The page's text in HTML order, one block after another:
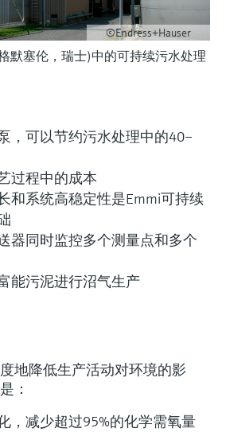
测量仪表
量设备、软件或
算软件
配置产品
码或序列号，轻
with pressure
送器
器
蒸汽
点
展解决方案
转型升级
赋能卓越运营
©Endress+Hauser
默塞伦，瑞士)中的可持续污水处理
，可以节约污水处理中的40–
过程中的成本
和系统高稳定性是Emmi可持续
器同时监控多个测量点和多个
能污泥进行沼气生产
地降低生产活动对环境的影
：
，减少超过95%的化学需氧量